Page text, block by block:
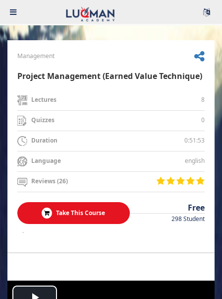
Management
Project Management (Earned Value Technique)
Lectures 8
Quizzes 0
Duration 0:51:53
Language english
Reviews (26)
Take This Course Free
298 Student
.